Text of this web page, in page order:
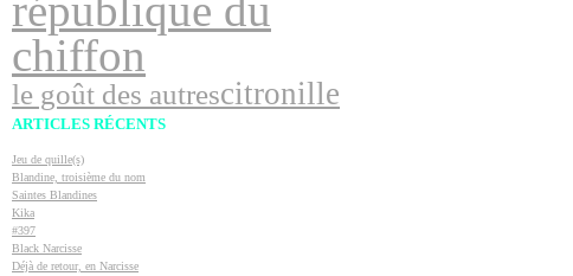
république du
chiffon
le goût des autrescitronille
ARTICLES RÉCENTS
Jeu de quille(s)
Blandine, troisième du nom
Saintes Blandines
Kika
#397
Black Narcisse
Déjà de retour, en Narcisse